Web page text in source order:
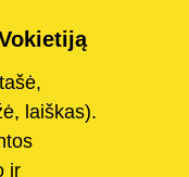
laiškas).
ir